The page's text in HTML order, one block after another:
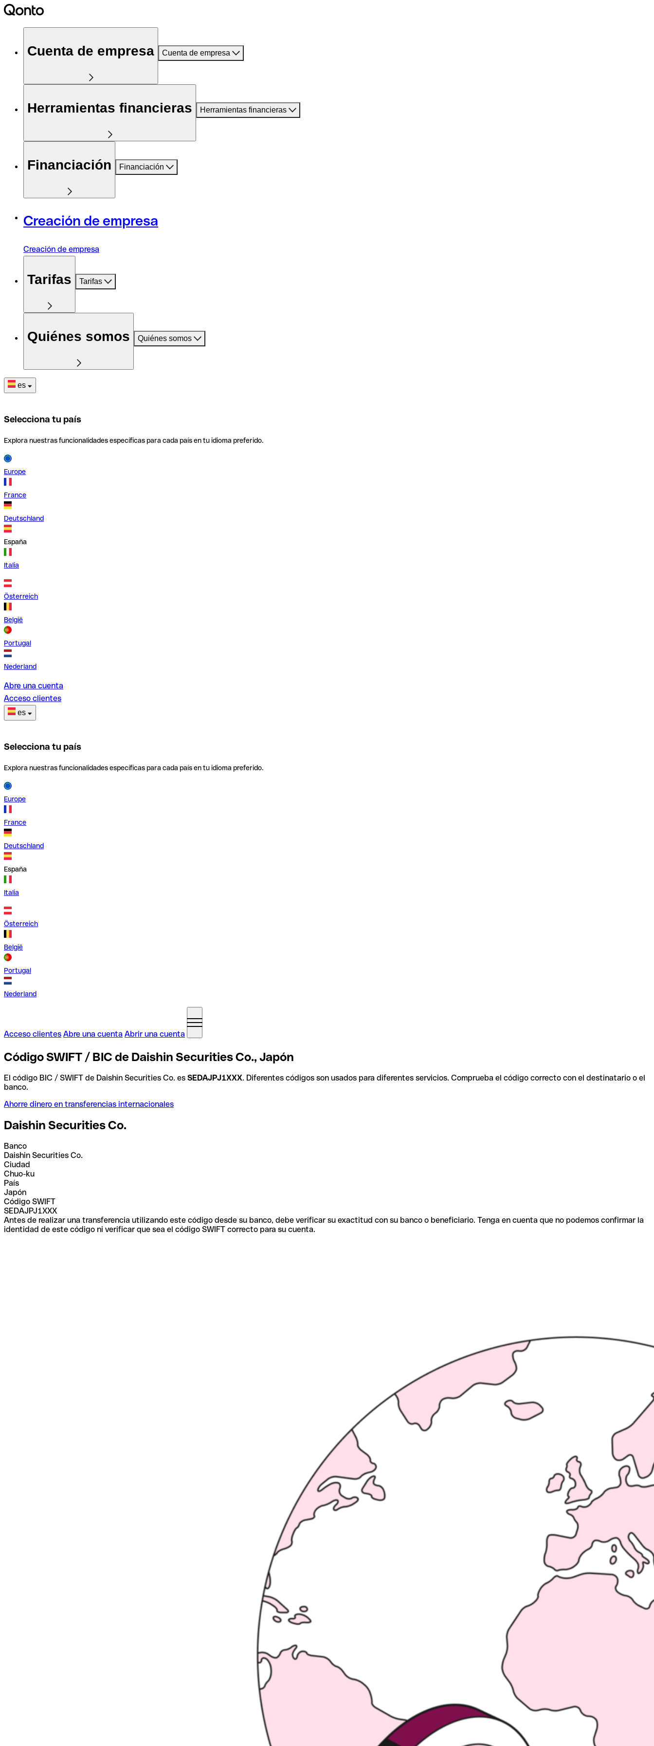
Cuenta de empresa Cuenta de empresa
Herramientas financieras Herramientas financieras
Financiación Financiación
Creación de empresa
Creación de empresa
Tarifas Tarifas
Quiénes somos Quiénes somos
es
Selecciona tu país
Explora nuestras funcionalidades específicas para cada país en tu idioma preferido.
Europe
France
Deutschland
España
Italia
Österreich
België
Portugal
Nederland
Abre una cuenta
Acceso clientes
es
Selecciona tu país
Explora nuestras funcionalidades específicas para cada país en tu idioma preferido.
Europe
France
Deutschland
España
Italia
Österreich
België
Portugal
Nederland
Acceso clientes Abre una cuenta Abrir una cuenta
Código SWIFT / BIC de Daishin Securities Co., Japón
El código BIC / SWIFT de Daishin Securities Co. es SEDAJPJ1XXX. Diferentes códigos son usados para diferentes servicios. Comprueba el código correcto con el destinatario o el
banco.
Ahorre dinero en transferencias internacionales
Daishin Securities Co.
Banco
Daishin Securities Co.
Ciudad
Chuo-ku
País
Japón
Código SWIFT
SEDAJPJ1XXX
Antes de realizar una transferencia utilizando este código desde su banco, debe verificar su exactitud con su banco o beneficiario. Tenga en cuenta que no podemos confirmar la
identidad de este código ni verificar que sea el código SWIFT correcto para su cuenta.